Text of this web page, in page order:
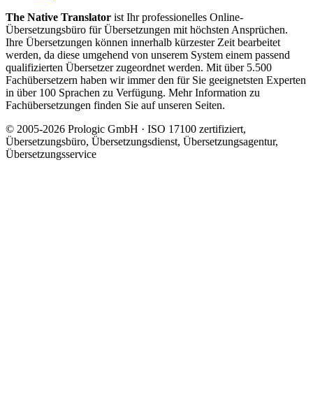
The Native Translator ist Ihr professionelles Online-
Übersetzungsbüro für Übersetzungen mit höchsten Ansprüchen.
Ihre Übersetzungen können innerhalb kürzester Zeit bearbeitet
werden, da diese umgehend von unserem System einem passend
qualifizierten Übersetzer zugeordnet werden. Mit über 5.500
Fachübersetzern haben wir immer den für Sie geeignetsten Experten
in über 100 Sprachen zu Verfügung. Mehr Information zu
Fachübersetzungen finden Sie auf unseren Seiten.
© 2005-2026 Prologic GmbH · ISO 17100 zertifiziert,
Übersetzungsbüro, Übersetzungsdienst, Übersetzungsagentur,
Übersetzungsservice